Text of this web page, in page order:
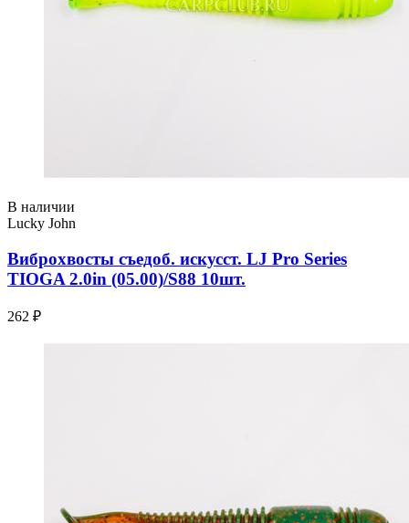
В наличии
Lucky John
Виброхвосты съедоб. искусст. LJ Pro Series
TIOGA 2.0in (05.00)/S88 10шт.
262 ₽